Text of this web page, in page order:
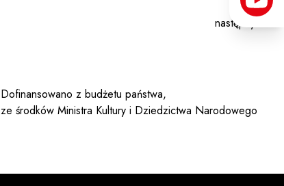
następny >
Dofinansowano z budżetu państwa,
ze środków Ministra Kultury i Dziedzictwa Narodowego